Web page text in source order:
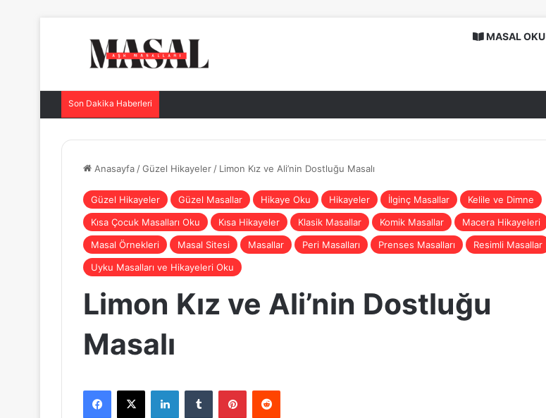
MASAL OKU
Son Dakika Haberleri
Anasayfa /Güzel Hikayeler / Limon Kız ve Ali’nin Dostluğu Masalı
Güzel Hikayeler Güzel Masallar Hikaye Oku Hikayeler İlginç Masallar
Kelile ve Dimne
Kısa Çocuk Masalları Oku
Kısa Hikayeler Klasik Masallar Komik Masallar
Macera Hikayeleri
Masal Örnekleri
Masal Sitesi Masallar Peri Masalları Prenses Masalları
Resimli Masallar
Uyku Masalları ve Hikayeleri Oku
Limon Kız ve Ali’nin Dostluğu
Masalı
Facebook
X LinkedInTumblr PinterestReddit